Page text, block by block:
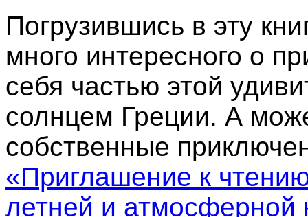
Погрузившись в эту
много интересного о
себя частью этой
солнцем Греции. А
собственные
«Приглашение к
летней и атмосферной